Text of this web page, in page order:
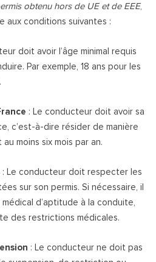
obtenu hors de UE et de EEE,
aux conditions suivantes :
doit avoir l’âge minimal requis
Par exemple, 18 ans pour les
: Le conducteur doit avoir sa
c’est-à-dire résider de manière
moins six mois par an.
: Le conducteur doit respecter les
sur son permis. Si nécessaire, il
d’aptitude à la conduite,
des restrictions médicales.
: Le conducteur ne doit pas